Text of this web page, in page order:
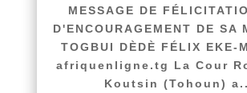
MESSAGE DE
D'ENCOURAGEMENT DE SA
TOGBUI DÈDÈ FÉLIX EKE-
afriquenligne.tg La Cour
Koutsin (Tohoun)